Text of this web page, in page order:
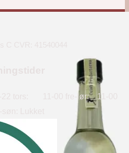
C CVR: 41540044
tors: 11-00 fre-lør: 11-00